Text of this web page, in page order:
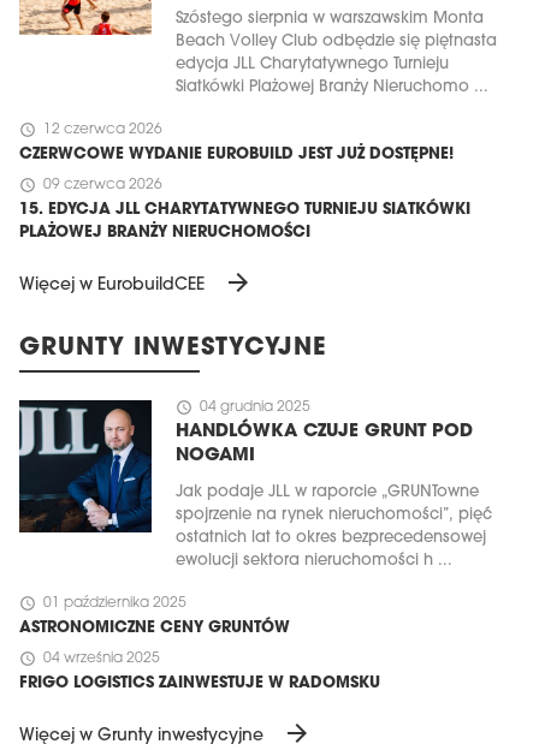
Szóstego sierpnia w warszawskim Monta
Beach Volley Club odbędzie się piętnasta
edycja JLL Charytatywnego Turnieju
Siatkówki Plażowej Branży Nieruchomo ...
schedule 12 czerwca 2026
CZERWCOWE WYDANIE EUROBUILD JEST JUŻ DOSTĘPNE!
schedule 09 czerwca 2026
15. EDYCJA JLL CHARYTATYWNEGO TURNIEJU SIATKÓWKI
PLAŻOWEJ BRANŻY NIERUCHOMOŚCI
Więcej w EurobuildCEE arrow_forward
GRUNTY INWESTYCYJNE
schedule 04 grudnia 2025
HANDLÓWKA CZUJE GRUNT POD
NOGAMI
Jak podaje JLL w raporcie „GRUNTowne
spojrzenie na rynek nieruchomości”, pięć
ostatnich lat to okres bezprecedensowej
ewolucji sektora nieruchomości h ...
schedule 01 października 2025
ASTRONOMICZNE CENY GRUNTÓW
schedule 04 września 2025
FRIGO LOGISTICS ZAINWESTUJE W RADOMSKU
Więcej w Grunty inwestycyjne arrow_forward